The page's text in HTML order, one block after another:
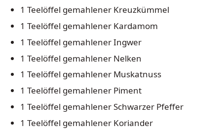
1 Teelöffel gemahlener Kreuzkümmel
1 Teelöffel gemahlener Kardamom
1 Teelöffel gemahlener Ingwer
1 Teelöffel gemahlener Nelken
1 Teelöffel gemahlener Muskatnuss
1 Teelöffel gemahlener Piment
1 Teelöffel gemahlener Schwarzer Pfeffer
1 Teelöffel gemahlener Koriander